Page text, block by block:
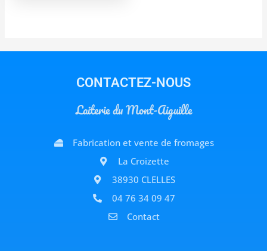
CONTACTEZ-NOUS
Laiterie du Mont-Aiguille
Fabrication et vente de fromages
La Croizette
38930 CLELLES
04 76 34 09 47
Contact